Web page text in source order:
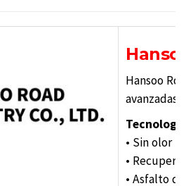
Hansoo
avanzadas
• Sin olor
•
• Asfalto